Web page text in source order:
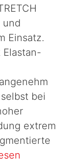
und
Einsatz.
bei
extrem